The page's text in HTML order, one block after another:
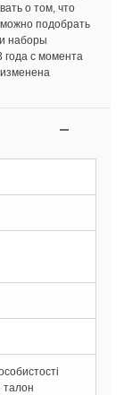
о том, что
подобрать
наборы
года с момента
талон